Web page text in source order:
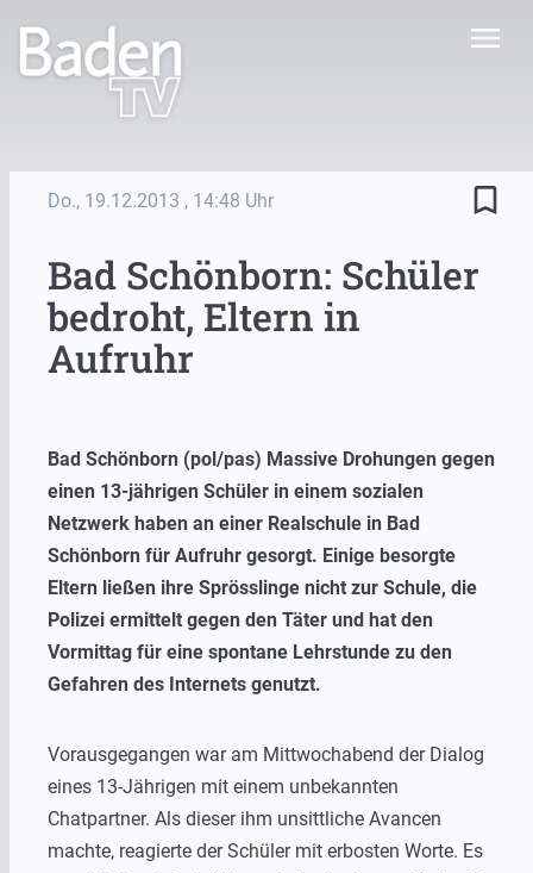
menu
Do., 19.12.2013 , 14:48 Uhr bookmark_border
Bad Schönborn: Schüler
bedroht, Eltern in
Aufruhr
Bad Schönborn (pol/pas) Massive Drohungen gegen
einen 13-jährigen Schüler in einem sozialen
Netzwerk haben an einer Realschule in Bad
Schönborn für Aufruhr gesorgt. Einige besorgte
Eltern ließen ihre Sprösslinge nicht zur Schule, die
Polizei ermittelt gegen den Täter und hat den
Vormittag für eine spontane Lehrstunde zu den
Gefahren des Internets genutzt.
Vorausgegangen war am Mittwochabend der Dialog
eines 13-Jährigen mit einem unbekannten
Chatpartner. Als dieser ihm unsittliche Avancen
machte, reagierte der Schüler mit erbosten Worte. Es